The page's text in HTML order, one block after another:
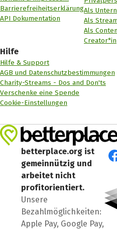
Barrierefreiheitserklärung
API Dokumentation
Als
Als
Als
Creator*in
Hilfe
Hilfe & Support
AGB und Datenschutzbestimmungen
Charity-Streams - Dos and Don'ts
Verschenke eine Spende
Cookie-Einstellungen
betterplace.org ist
gemeinnützig und
arbeitet nicht
profitorientiert.
Unsere
Bezahlmöglichkeiten:
Apple Pay, Google Pay,